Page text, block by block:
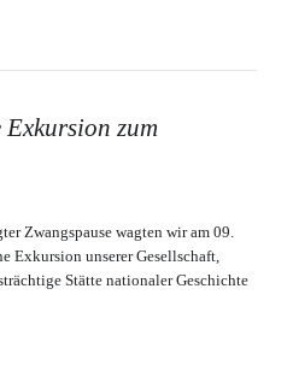
zum
Zwangspause wagten wir am 09.
Exkursion unserer Gesellschaft,
Stätte nationaler Geschichte